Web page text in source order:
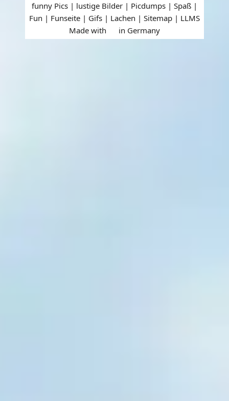
funny Pics | lustige Bilder | Picdumps | Spaß |
Fun | Funseite | Gifs | Lachen | Sitemap | LLMS
Made with
in Germany